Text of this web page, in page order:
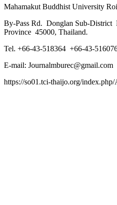
Mahamakut Buddhist University
By-Pass Rd. Donglan Sub-
Province 45000, Thailand.
Tel. +66-43-518364 +66-43-
E-mail: Journalmburec@gmail.com
https://so01.tci-thaijo.org/